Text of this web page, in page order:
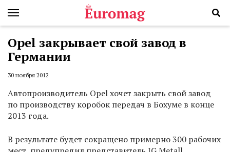
Opel закрывает свой завод в
Германии
30 ноября 2012
Автопроизводитель Opel хочет закрыть свой завод
по производству коробок передач в Бохуме в конце
2013 года.
В результате будет сокращено примерно 300 рабочих